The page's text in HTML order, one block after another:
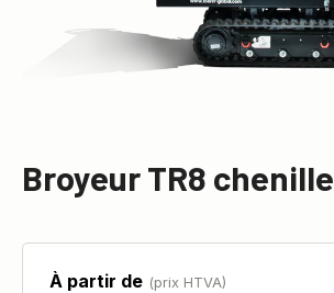
Broyeur TR8 chenille
À partir de (prix HTVA)